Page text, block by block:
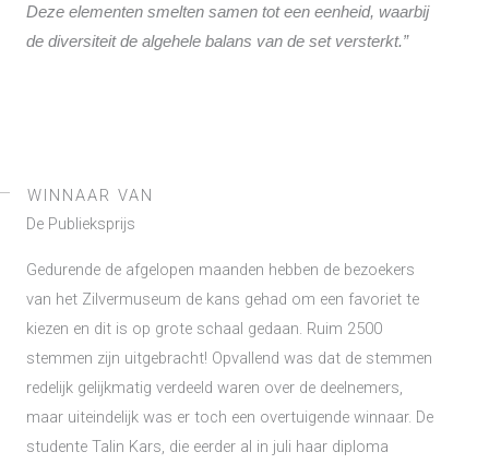
Deze elementen smelten samen tot een eenheid, waarbij
de diversiteit de algehele balans van de set versterkt.”
WINNAAR VAN
De Publieksprijs
Gedurende de afgelopen maanden hebben de bezoekers
van het Zilvermuseum de kans gehad om een favoriet te
kiezen en dit is op grote schaal gedaan. Ruim 2500
stemmen zijn uitgebracht! Opvallend was dat de stemmen
redelijk gelijkmatig verdeeld waren over de deelnemers,
maar uiteindelijk was er toch een overtuigende winnaar. De
studente Talin Kars, die eerder al in juli haar diploma